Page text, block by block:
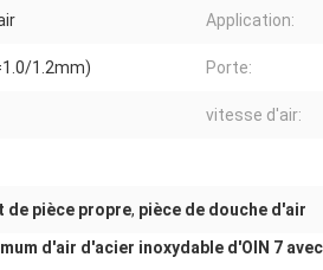
Application:
1.2mm) Porte:
vitesse d'air:
de pièce propre, pièce de douche d'air
d'air d'acier inoxydable d'OIN 7